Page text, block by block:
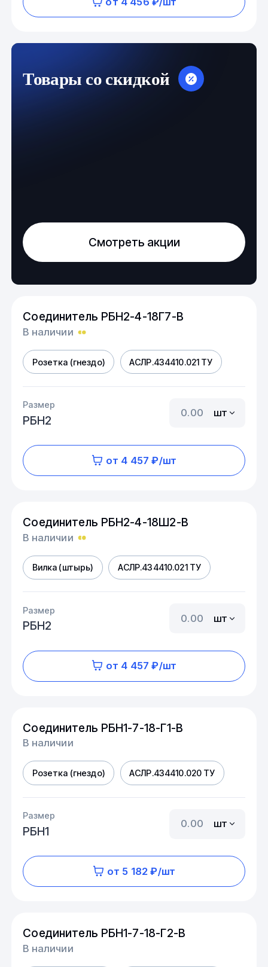
Товары со скидкой
Смотреть акции
Соединитель РБН2-4-18Г7-В
В наличии
Розетка (гнездо) АСЛР.434410.021 ТУ
Размер
РБН2
шт
от 4 457 ₽/шт
Соединитель РБН2-4-18Ш2-В
В наличии
Вилка (штырь) АСЛР.434410.021 ТУ
Размер
РБН2
шт
от 4 457 ₽/шт
Соединитель РБН1-7-18-Г1-В
В наличии
Розетка (гнездо) АСЛР.434410.020 ТУ
Размер
РБН1
шт
от 5 182 ₽/шт
Соединитель РБН1-7-18-Г2-В
В наличии